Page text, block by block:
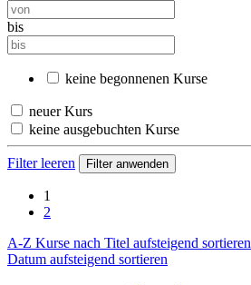
bis
keine begonnenen Kurse
neuer Kurs
keine ausgebuchten Kurse
Filter leeren
1
2
A-Z Kurse nach Titel aufsteigend sortieren
Datum aufsteigend sortieren